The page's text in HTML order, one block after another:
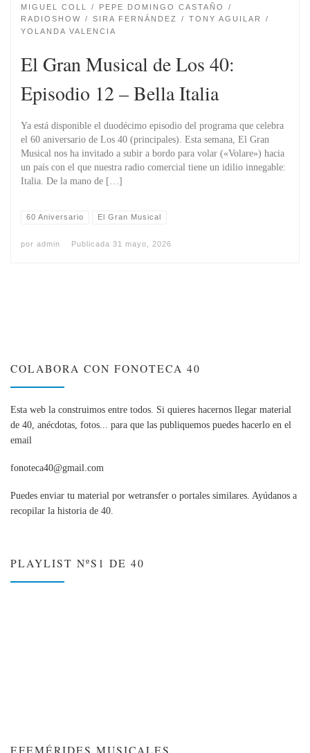
MIGUEL COLL
PEPE DOMINGO CASTAÑO
RADIOSHOW
SIRA FERNÁNDEZ
TONY AGUILAR
YOLANDA VALENCIA
El Gran Musical de Los 40:
Episodio 12 – Bella Italia
Ya está disponible el duodécimo episodio del programa que celebra
el 60 aniversario de Los 40 (principales). Esta semana, El Gran
Musical nos ha invitado a subir a bordo para volar («Volare») hacia
un país con el que nuestra radio comercial tiene un idilio innegable:
Italia. De la mano de […]
60 Aniversario El Gran Musical
por admin Publicada 31 mayo, 2026
COLABORA CON FONOTECA 40
Esta web la construimos entre todos. Si quieres hacernos llegar material
de 40, anécdotas, fotos... para que las publiquemos puedes hacerlo en el
email
fonoteca40@gmail.com
Puedes enviar tu material por wetransfer o portales similares. Ayúdanos a
recopilar la historia de 40.
PLAYLIST NºS1 DE 40
EFEMÉRIDES MUSICALES